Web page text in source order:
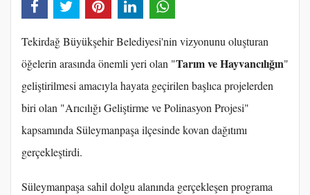
Tekirdağ Büyükşehir Belediyesi'nin vizyonunu oluşturan
öğelerin arasında önemli yeri olan "Tarım ve Hayvancılığın"
geliştirilmesi amacıyla hayata geçirilen başlıca projelerden
biri olan "Arıcılığı Geliştirme ve Polinasyon Projesi"
kapsamında Süleymanpaşa ilçesinde kovan dağıtımı
gerçekleştirdi.
Süleymanpaşa sahil dolgu alanında gerçekleşen programa